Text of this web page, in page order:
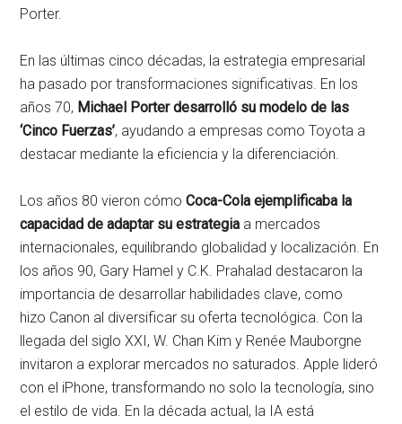
Porter.
En las últimas cinco décadas, la estrategia empresarial
ha pasado por transformaciones significativas. En los
años 70, Michael Porter desarrolló su modelo de las
‘Cinco Fuerzas’, ayudando a empresas como Toyota a
destacar mediante la eficiencia y la diferenciación.
Los años 80 vieron cómoCoca-Cola ejemplificaba la
capacidad de adaptar su estrategia a mercados
internacionales, equilibrando globalidad y localización. En
los años 90, Gary Hamel y C.K. Prahalad destacaron la
importancia de desarrollar habilidades clave, como
hizo Canon al diversificar su oferta tecnológica. Con la
llegada del siglo XXI, W. Chan Kim y Renée Mauborgne
invitaron a explorar mercados no saturados. Apple lideró
con el iPhone, transformando no solo la tecnología, sino
el estilo de vida. En la década actual, la IA está